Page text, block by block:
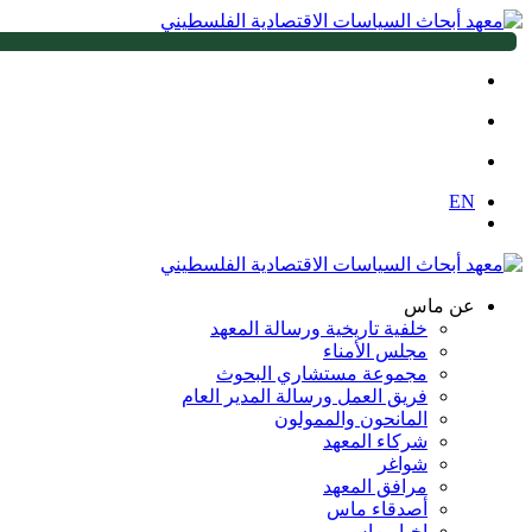
EN
عن ماس
خلفية تاريخية ورسالة المعهد
مجلس الأمناء
مجموعة مستشاري البحوث
فريق العمل ورسالة المدير العام
المانحون والممولون
شركاء المعهد
شواغر
مرافق المعهد
أصدقاء ماس